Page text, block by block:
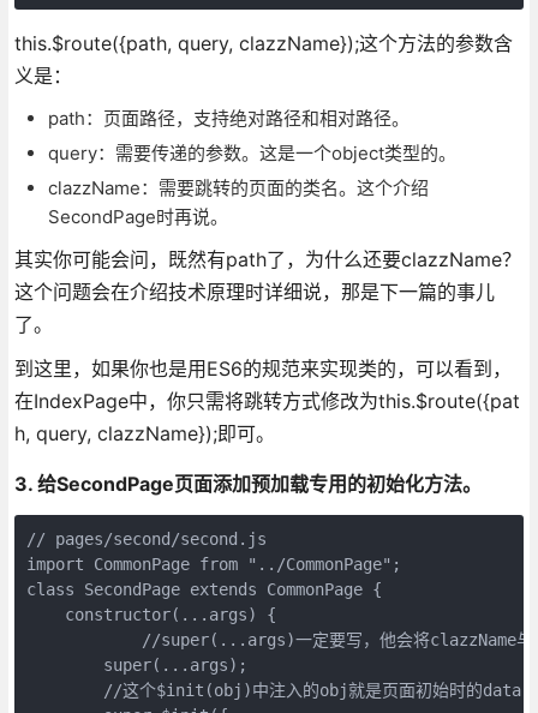
this.$route({path, query, clazzName});这个方法的参数含
义是：
path：页面路径，支持绝对路径和相对路径。
query：需要传递的参数。这是一个object类型的。
clazzName：需要跳转的页面的类名。这个介绍
SecondPage时再说。
其实你可能会问，既然有path了，为什么还要clazzName？
这个问题会在介绍技术原理时详细说，那是下一篇的事儿
了。
到这里，如果你也是用ES6的规范来实现类的，可以看到，
在IndexPage中，你只需将跳转方式修改为this.$route({pat
h, query, clazzName});即可。
3. 给SecondPage页面添加预加载专用的初始化方法。
// pages/second/second.js
import CommonPage from "../CommonPage";
class SecondPage extends CommonPage {
    constructor(...args) {
        super(...args);
        //这个$init(obj)中注入的obj就是页面初始时的data